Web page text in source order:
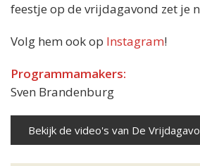
feestje op de vrijdagavond zet je
Volg hem ook op Instagram!
Programmamakers:
Sven Brandenburg
Bekijk de video's van De